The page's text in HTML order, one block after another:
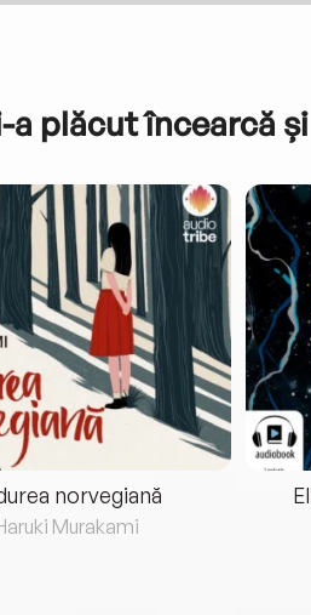
a plăcut încearcă și
norvegiană
Murakami